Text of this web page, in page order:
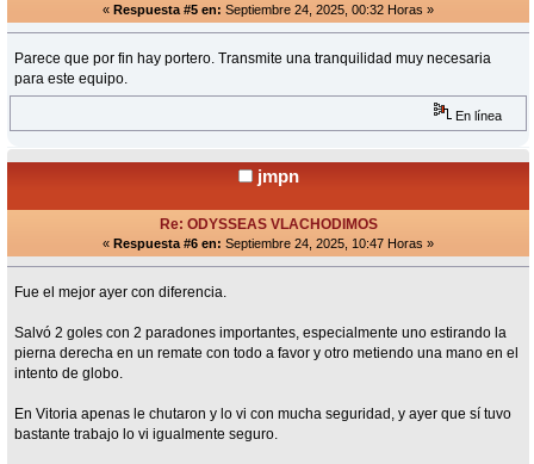
« Respuesta #5 en: Septiembre 24, 2025, 00:32 Horas »
Parece que por fin hay portero. Transmite una tranquilidad muy necesaria
para este equipo.
En línea
jmpn
Re: ODYSSEAS VLACHODIMOS
« Respuesta #6 en: Septiembre 24, 2025, 10:47 Horas »
Fue el mejor ayer con diferencia.
Salvó 2 goles con 2 paradones importantes, especialmente uno estirando la
pierna derecha en un remate con todo a favor y otro metiendo una mano en el
intento de globo.
En Vitoria apenas le chutaron y lo vi con mucha seguridad, y ayer que sí tuvo
bastante trabajo lo vi igualmente seguro.